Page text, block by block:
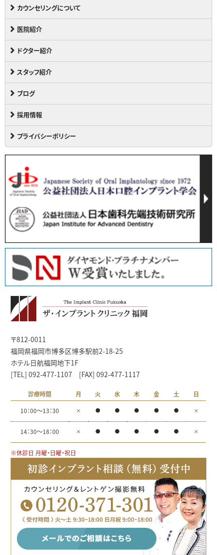
カウンセリングについて
医院紹介
ドクター紹介
スタッフ紹介
ブログ
採用情報
プライバシーポリシー
〒812-0011
福岡県福岡市博多区博多駅前2-18-25
ホテル日航福岡地下1F
[TEL] 092-477-1107 [FAX] 092-477-1117
診療時間 月 火 水 木 金 土
日
10：00～13：30
× ● ● ● ● ● ×
14：30～18：00 × ● ● ● ● ● ×
※休診日 月曜・日曜・祝日